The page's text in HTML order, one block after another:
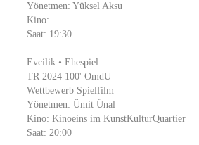
Yönetmen: Yüksel Aksu
Kino:
Saat: 19:30
Evcilik • Ehespiel
TR 2024 100' OmdU
Wettbewerb Spielfilm
Yönetmen: Ümit Ünal
Kino: Kinoeins im KunstKulturQuartier
Saat: 20:00